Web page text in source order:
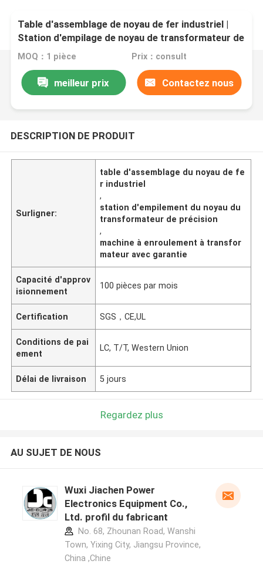
Table d'assemblage de noyau de fer industriel |
Station d'empilage de noyau de transformateur de
précision
MOQ：1 pièce Prix：consult
meilleur prix Contactez nous
DESCRIPTION DE PRODUIT
Surligner:
table d'assemblage du noyau de fe
r industriel
,
station d'empilement du noyau du
transformateur de précision
,
machine à enroulement à transfor
mateur avec garantie
Capacité d'approv
isionnement
100 pièces par mois
Certification SGS，CE,UL
Conditions de pai
ement
LC, T/T, Western Union
Délai de livraison 5 jours
Regardez plus
AU SUJET DE NOUS
Wuxi Jiachen Power
Electronics Equipment Co.,
Ltd. profil du fabricant
No. 68, Zhounan Road, Wanshi
Town, Yixing City, Jiangsu Province,
China ,Chine